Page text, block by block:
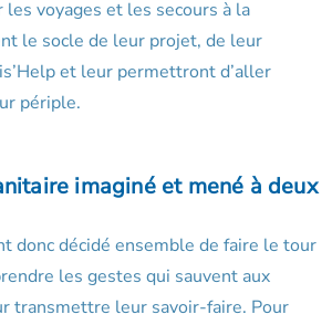
voyages et les secours à la
le socle de leur projet, de leur
et leur permettront d’aller
périple.
imaginé et mené à deux
donc décidé ensemble de faire le tour
les gestes qui sauvent aux
transmettre leur savoir-faire. Pour